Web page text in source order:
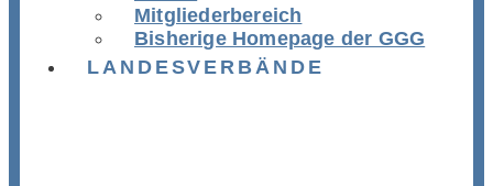
Mitgliederbereich
Bisherige Homepage der GGG
LANDESVERBÄNDE